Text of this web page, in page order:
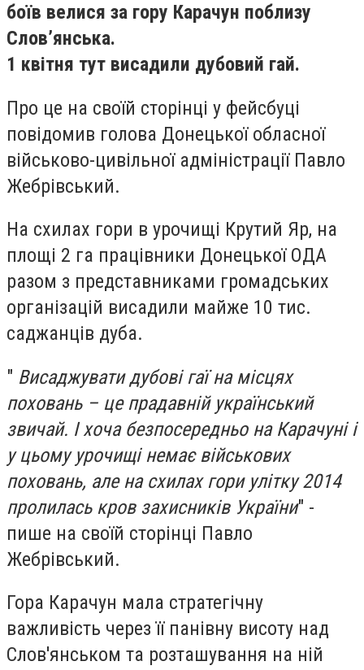
боїв велися за гору Карачун поблизу
Слов’янська.
1 квітня тут висадили дубовий гай.
Про це на своїй сторінці у фейсбуці
повідомив голова Донецької обласної
військово-цивільної адміністрації Павло
Жебрівський.
На схилах гори в урочищі Крутий Яр, на
площі 2 га працівники Донецької ОДА
разом з представниками громадських
організацій висадили майже 10 тис.
саджанців дуба.
" Висаджувати дубові гаї на місцях
поховань – це прадавній український
звичай. І хоча безпосередньо на Карачуні і
у цьому урочищі немає військових
поховань, але на схилах гори улітку 2014
пролилась кров захисників України" -
пише на своїй сторінці Павло
Жебрівський.
Гора Карачун мала стратегічну
важливість через її панівну висоту над
Слов'янськом та розташування на ній